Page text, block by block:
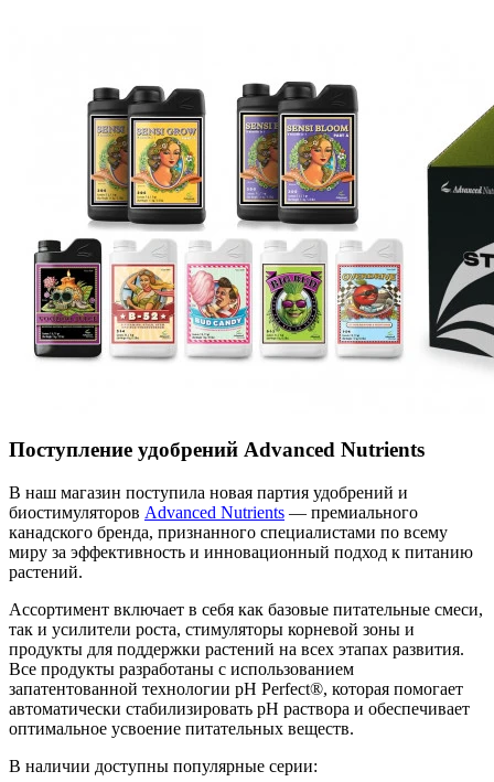
Поступление удобрений Advanced Nutrients
В наш магазин поступила новая партия удобрений и
биостимуляторов Advanced Nutrients — премиального
канадского бренда, признанного специалистами по всему
миру за эффективность и инновационный подход к питанию
растений.
Ассортимент включает в себя как базовые питательные смеси,
так и усилители роста, стимуляторы корневой зоны и
продукты для поддержки растений на всех этапах развития.
Все продукты разработаны с использованием
запатентованной технологии pH Perfect®, которая помогает
автоматически стабилизировать pH раствора и обеспечивает
оптимальное усвоение питательных веществ.
В наличии доступны популярные серии: